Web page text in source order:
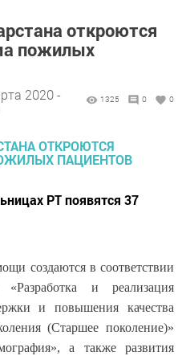
откроются
пожилых
2020 -
1325 0 0
РТ появятся 37
создаются в соответствии
и реализация
и повышения качества
(Старшее поколение)»
а также развития